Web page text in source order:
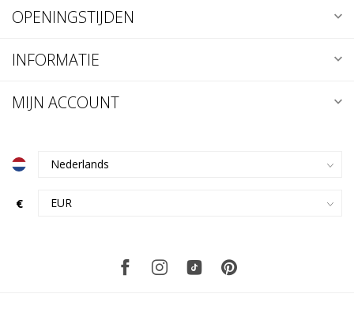
OPENINGSTIJDEN
INFORMATIE
MIJN ACCOUNT
€